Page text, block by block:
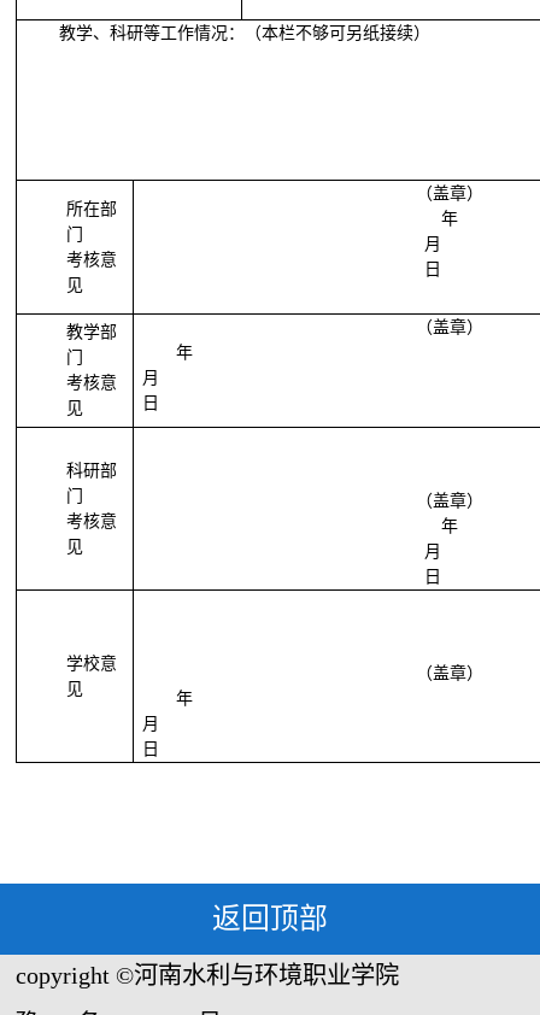
教学、科研等工作情况：（本栏不够可另纸接续）
所在部
门
考核意
见
（盖章）
年
月
日
教学部
门
考核意
见
（盖章）
年
月
日
科研部
门
考核意
见
（盖章）
年
月
日
学校意
见
（盖章）
年
月
日
返回顶部
copyright ©河南水利与环境职业学院